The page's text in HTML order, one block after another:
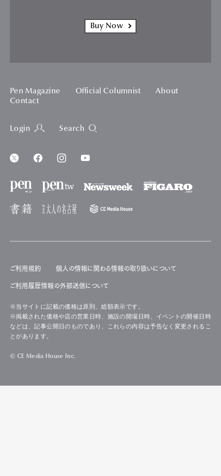
Buy Now
Pen Magazine Official Columnist
About
Contact
Login Search
ご利用規約 個人の情報に関わる情報の取り扱いについて
ご利用履歴情報の外部送信について
※当サイトに記載の価格は原則、総額表示です。
※掲載された価格や店の営業日時、施設の開場日時、イベントの開催日時
などは、記事公開日のものであり、これらの内容は予告なく変更されるこ
とがあります。
© CE Media House Inc.